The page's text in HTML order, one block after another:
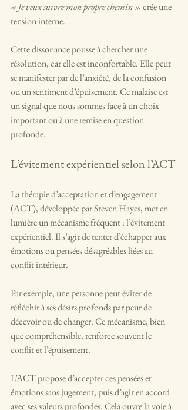
« Je veux suivre mon propre chemin » crée une
tension interne.
Cette dissonance pousse à chercher une
résolution, car elle est inconfortable. Elle peut
se manifester par de l’anxiété, de la confusion
ou un sentiment d’épuisement. Ce malaise est
un signal que nous sommes face à un choix
important ou à une remise en question
profonde.
L’évitement expérientiel selon l’ACT
La thérapie d’acceptation et d’engagement
(ACT), développée par Steven Hayes, met en
lumière un mécanisme fréquent : l’évitement
expérientiel. Il s’agit de tenter d’échapper aux
émotions ou pensées désagréables liées au
conflit intérieur.
Par exemple, une personne peut éviter de
réfléchir à ses désirs profonds par peur de
décevoir ou de changer. Ce mécanisme, bien
que compréhensible, renforce souvent le
conflit et l’épuisement.
L’ACT propose d’accepter ces pensées et
émotions sans jugement, puis d’agir en accord
avec ses valeurs profondes. Cela ouvre la voie à